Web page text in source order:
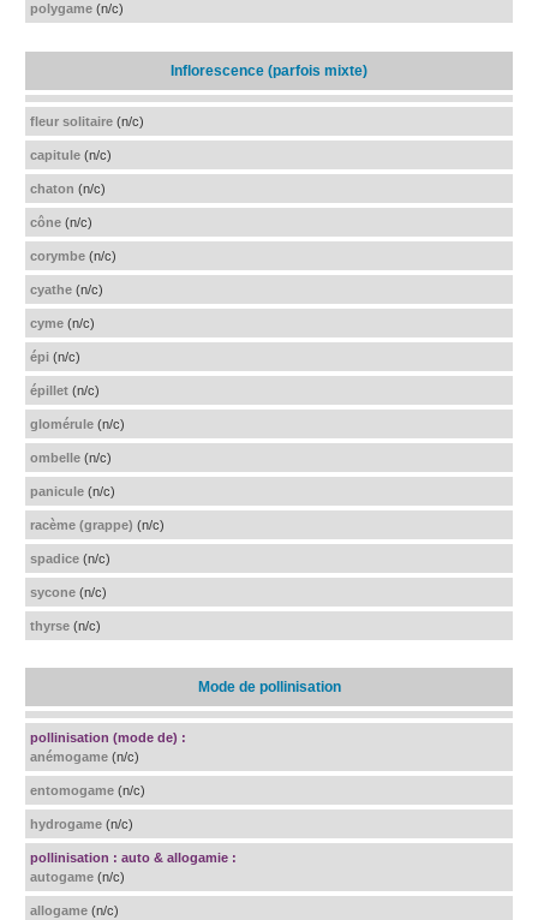
polygame (n/c)
Inflorescence (parfois mixte)
fleur solitaire (n/c)
capitule (n/c)
chaton (n/c)
cône (n/c)
corymbe (n/c)
cyathe (n/c)
cyme (n/c)
épi (n/c)
épillet (n/c)
glomérule (n/c)
ombelle (n/c)
panicule (n/c)
racème (grappe) (n/c)
spadice (n/c)
sycone (n/c)
thyrse (n/c)
Mode de pollinisation
pollinisation (mode de) :
anémogame (n/c)
entomogame (n/c)
hydrogame (n/c)
pollinisation : auto & allogamie :
autogame (n/c)
allogame (n/c)